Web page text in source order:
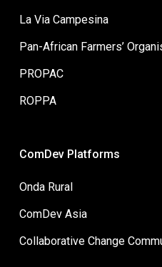
La Via Campesina
Pan-African Farmers’
PROPAC
ROPPA
ComDev Platforms
Onda Rural
ComDev Asia
Collaborative Change